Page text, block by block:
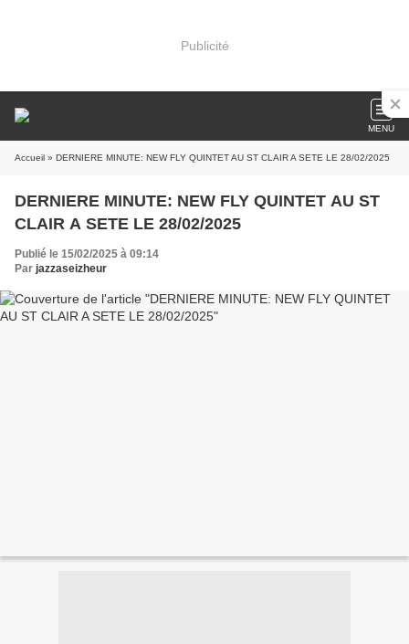
Publicité
MENU
Accueil » DERNIERE MINUTE: NEW FLY QUINTET AU ST CLAIR A SETE LE 28/02/2025
DERNIERE MINUTE: NEW FLY QUINTET AU ST
CLAIR A SETE LE 28/02/2025
Publié le 15/02/2025 à 09:14
Par jazzaseizheur